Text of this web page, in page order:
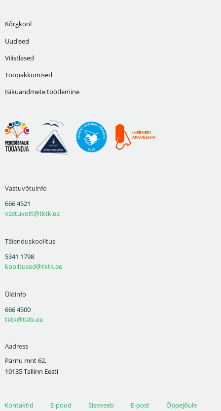
Kõrgkool
Uudised
Vilistlased
Tööpakkumised
Isikuandmete töötlemine
Vastuvõtuinfo
666 4521
vastuvott@tktk.ee
Täienduskoolitus
5341 1798
koolitused@tktk.ee
Üldinfo
666 4500
tktk@tktk.ee
Aadress
Pärnu mnt 62,
10135 Tallinn Eesti
Kontaktid E-pood Siseveeb E-post Õppejõule